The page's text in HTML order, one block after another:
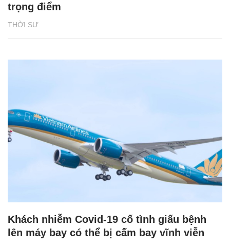
THỜI SỰ
trọng điểm
Khách nhiễm Covid-19 cố tình giấu bệnh
lên máy bay có thể bị cấm bay vĩnh viễn